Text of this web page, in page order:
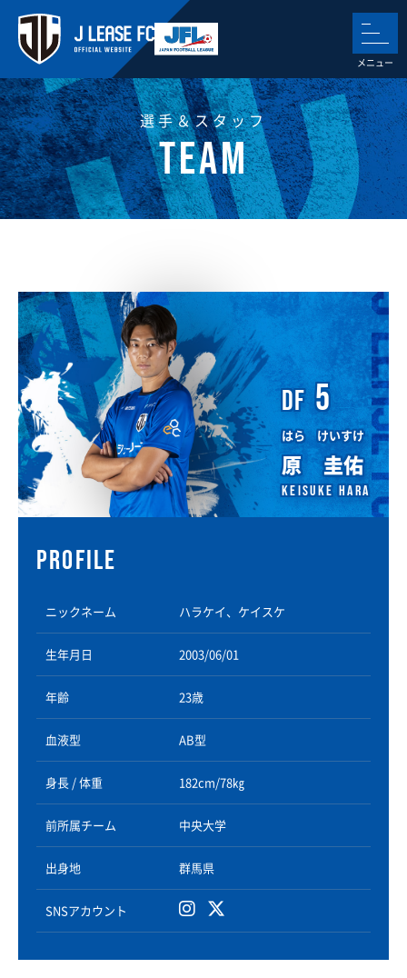
選手＆スタッフ
DF 5
原 圭佑
はら けいすけ
Keisuke Hara
PROFILE
ニックネーム ハラケイ、ケイスケ
生年月日 2003/06/01
年齢 23歳
血液型 AB型
身長 / 体重 182cm/78㎏
前所属チーム 中央大学
出身地 群馬県
SNSアカウント